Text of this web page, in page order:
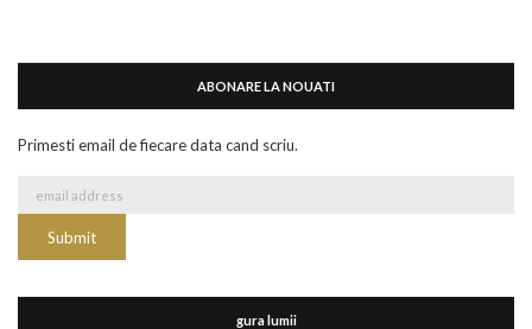
ABONARE LA NOUATI
Primesti email de fiecare data cand scriu.
gura lumii